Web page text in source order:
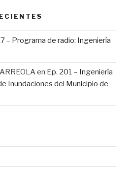
– Programa de radio: Ingeniería
en Ep. 201 – Ingeniería
Inundaciones del Municipio de